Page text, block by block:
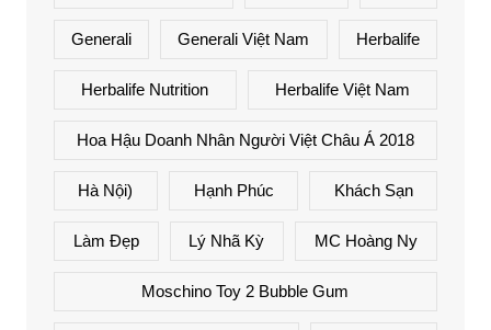
Generali Generali Việt Nam Herbalife
Herbalife Nutrition Herbalife Việt Nam
Hoa Hậu Doanh Nhân Người Việt Châu Á 2018
Hà Nội) Hạnh Phúc Khách Sạn
Làm Đẹp Lý Nhã Kỳ MC Hoàng Ny
Moschino Toy 2 Bubble Gum